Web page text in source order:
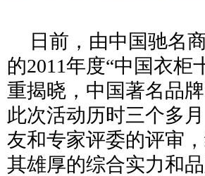
日前，由中国驰名
的2011年度“中国衣
重揭晓，中国著名品
此次活动历时三个多
友和专家评委的评审
其雄厚的综合实力和